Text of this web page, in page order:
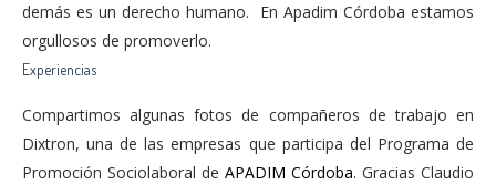
demás es un derecho humano. En Apadim Córdoba estamos
orgullosos de promoverlo.
Experiencias
Compartimos algunas fotos de compañeros de trabajo en
Dixtron, una de las empresas que participa del Programa de
Promoción Sociolaboral de APADIM Córdoba. Gracias Claudio